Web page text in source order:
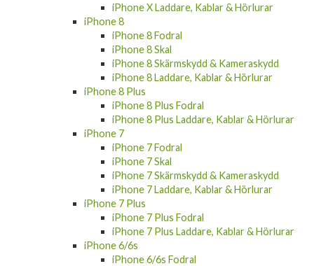
iPhone 8
iPhone 8 Fodral
iPhone 8 Skal
iPhone 8 Skärmskydd & Kameraskydd
iPhone 8 Laddare, Kablar & Hörlurar
iPhone 8 Plus
iPhone 8 Plus Fodral
iPhone 8 Plus Laddare, Kablar & Hörlurar
iPhone 7
iPhone 7 Fodral
iPhone 7 Skal
iPhone 7 Skärmskydd & Kameraskydd
iPhone 7 Laddare, Kablar & Hörlurar
iPhone 7 Plus
iPhone 7 Plus Fodral
iPhone 7 Plus Laddare, Kablar & Hörlurar
iPhone 6/6s
iPhone 6/6s Fodral
iPhone 6/6s Skal